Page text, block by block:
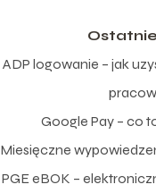
ADP logowanie – jak
Google Pay – co
Miesięczne
PGE eBOK –